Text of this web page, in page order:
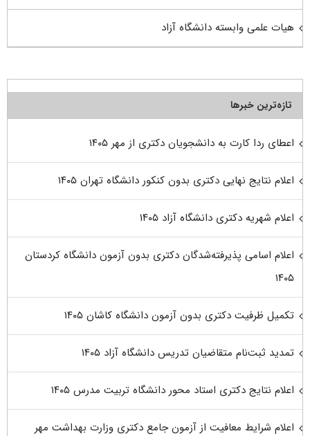
هیات علمی وابسته دانشگاه آزاد
تازه‌ترین خبرها
اعطای ردا کارت به دانشجویان دکتری از مهر ۱۴۰۵
اعلام نتایج نهایی دکتری بدون کنکور دانشگاه تهران ۱۴۰۵
اعلام شهریه دکتری دانشگاه آزاد ۱۴۰۵
اعلام اسامی پذیرفته‌شدگان دکتری بدون آزمون دانشگاه کردستان
۱۴۰۵
تکمیل ظرفیت دکتری بدون آزمون دانشگاه کاشان ۱۴۰۵
تمدید ثبت‌نام متقاضیان تدریس دانشگاه آزاد ۱۴۰۵
اعلام نتایج دکتری استاد محور دانشگاه تربیت مدرس ۱۴۰۵
اعلام شرایط معافیت از آزمون جامع دکتری وزارت بهداشت مهر